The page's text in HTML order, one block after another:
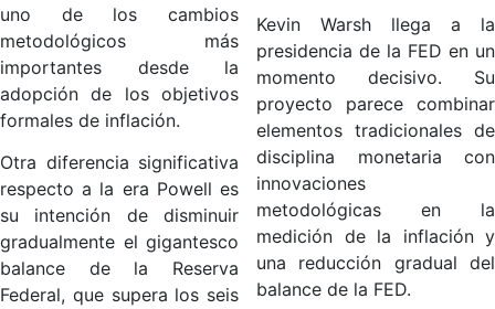
uno de los cambios
metodológicos más
importantes desde la
adopción de los objetivos
formales de inflación.
Otra diferencia significativa
respecto a la era Powell es
su intención de disminuir
gradualmente el gigantesco
balance de la Reserva
Federal, que supera los seis
Kevin Warsh llega a la
presidencia de la FED en un
momento decisivo. Su
proyecto parece combinar
elementos tradicionales de
disciplina monetaria con
innovaciones
metodológicas en la
medición de la inflación y
una reducción gradual del
balance de la FED.